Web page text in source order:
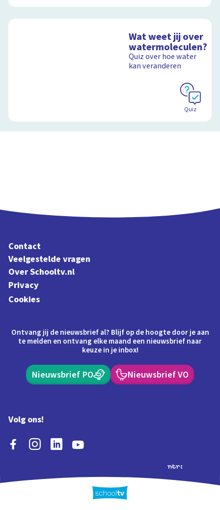
Wat weet jij over
watermoleculen?
Quiz over hoe water
kan veranderen
Quiz
Contact
Veelgestelde vragen
Over Schooltv.nl
Privacy
Cookies
Ontvang jij de nieuwsbrief al? Blijf op de hoogte door je aan
te melden en ontvang elke maand een nieuwsbrief naar
keuze in je inbox!
Nieuwsbrief PO Nieuwsbrief VO
Volg ons!